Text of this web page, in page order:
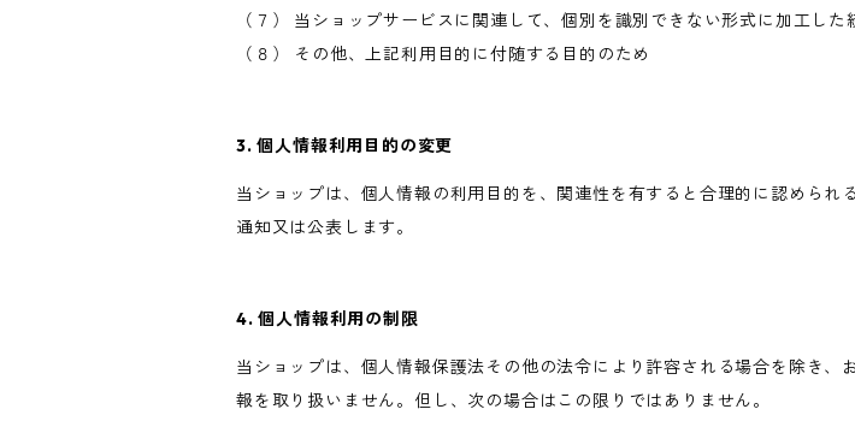
（７） 当ショップサービスに関連して、個別を識別できない形式に加工し
（８） その他、上記利用目的に付随する目的のため
3. 個人情報利用目的の変更
当ショップは、個人情報の利用目的を、関連性を有すると合理的に認めら
通知又は公表します。
4. 個人情報利用の制限
当ショップは、個人情報保護法その他の法令により許容される場合を除き
報を取り扱いません。但し、次の場合はこの限りではありません。